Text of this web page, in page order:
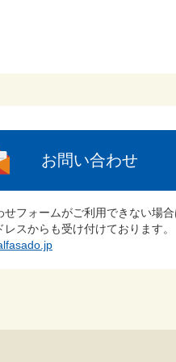
お問い合わせ
せフォームがご利用できない場
レスからも受け付けております。